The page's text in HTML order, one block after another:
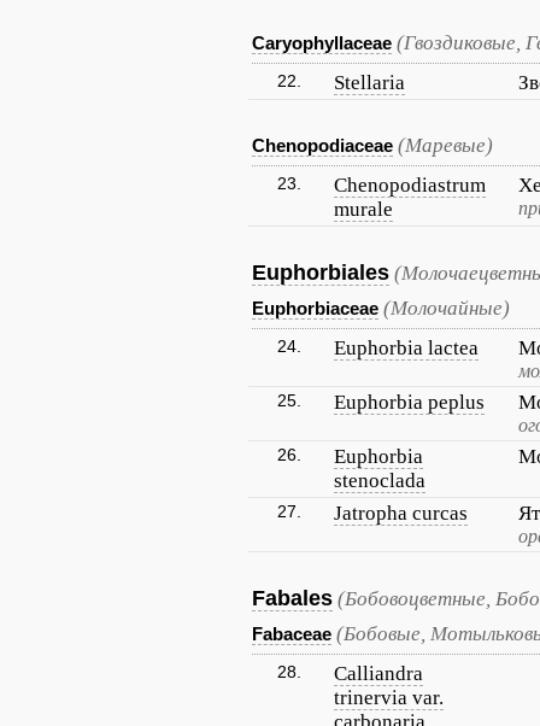
Caryophyllaceae (Гвоздиковые,
22. Stellaria
Chenopodiaceae (Маревые)
23.
Chenopodiastrum
murale
Euphorbiales
Euphorbiaceae (Молочайные)
24. Euphorbia lactea
25. Euphorbia peplus
26.
Euphorbia
stenoclada
27. Jatropha curcas
Fabales (Бобовоцветные,
Fabaceae (Бобовые,
28.
Calliandra
trinervia var.